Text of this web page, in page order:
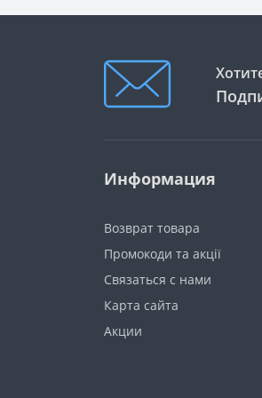
Информация
Возврат товара
Промокоди та акції
Связаться с нами
Карта сайта
Акции